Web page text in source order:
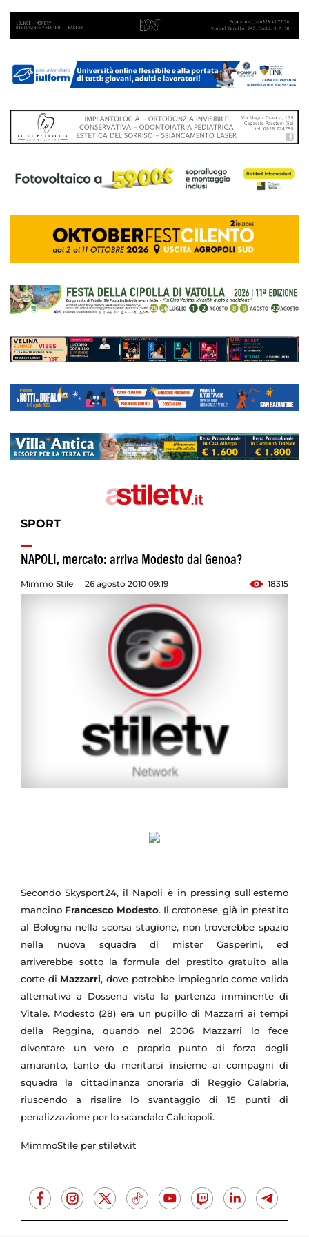
SPORT
NAPOLI, mercato: arriva Modesto dal Genoa?
Mimmo Stile 26 agosto 2010 09:19 18315
Secondo Skysport24, il Napoli è in pressing sull'esterno
mancino Francesco Modesto. Il crotonese, già in prestito
al Bologna nella scorsa stagione, non troverebbe spazio
nella nuova squadra di mister Gasperini, ed
arriverebbe sotto la formula del prestito gratuito alla
corte di Mazzarri, dove potrebbe impiegarlo come valida
alternativa a Dossena vista la partenza imminente di
Vitale. Modesto (28) era un pupillo di Mazzarri ai tempi
della Reggina, quando nel 2006 Mazzarri lo fece
diventare un vero e proprio punto di forza degli
amaranto, tanto da meritarsi insieme ai compagni di
squadra la cittadinanza onoraria di Reggio Calabria,
riuscendo a risalire lo svantaggio di 15 punti di
penalizzazione per lo scandalo Calciopoli.
MimmoStile per stiletv.it